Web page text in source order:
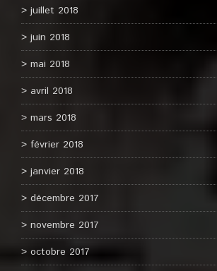
juillet 2018
juin 2018
mai 2018
avril 2018
mars 2018
février 2018
janvier 2018
décembre 2017
novembre 2017
octobre 2017